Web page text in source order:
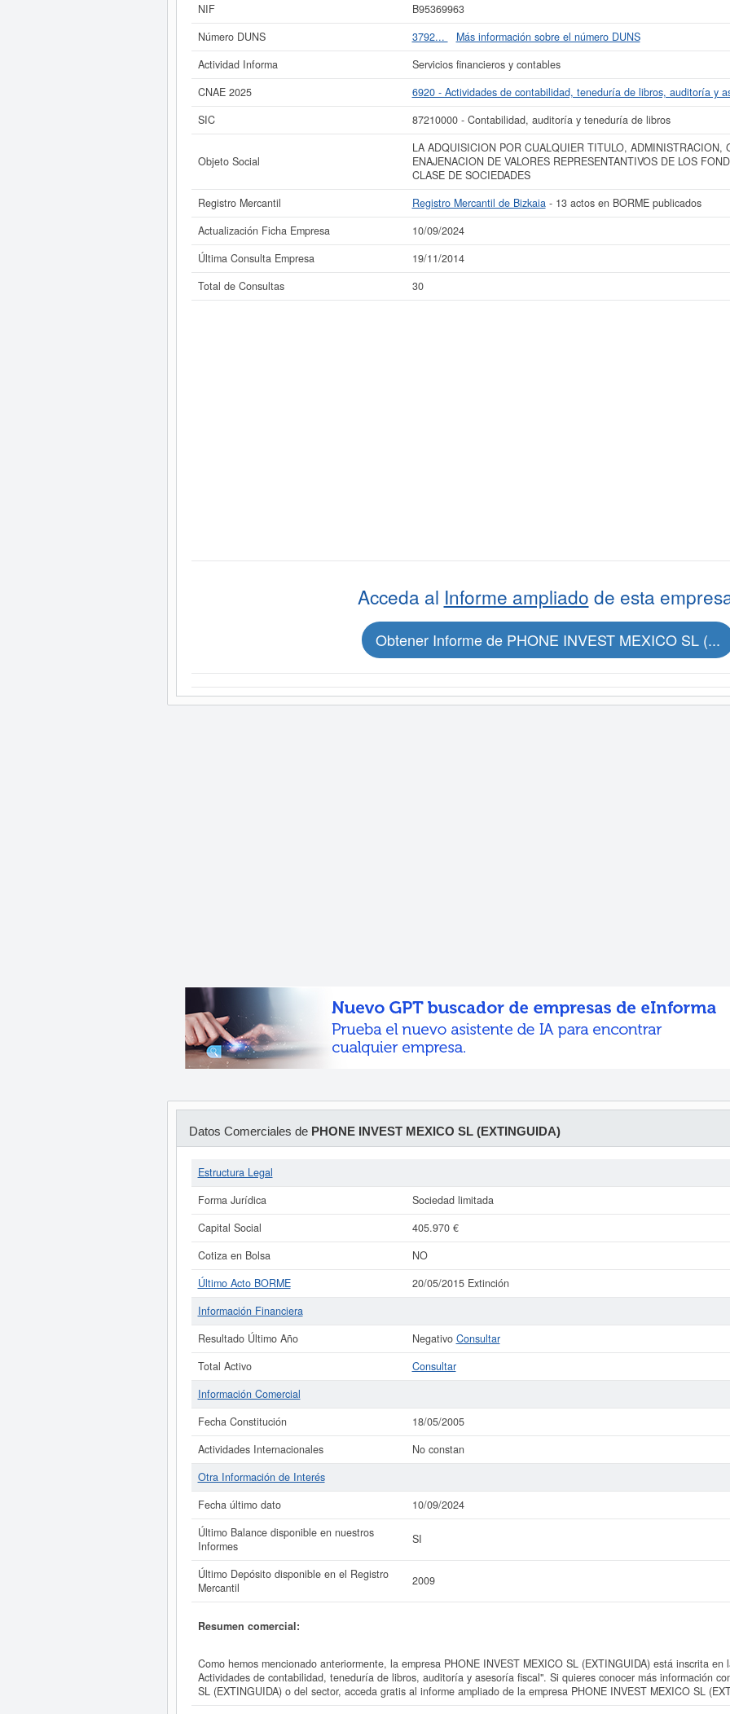
Si está interesado en conocer más datos de la empresa PHONE INVEST MEXICO SL (EXTINGUIDA) puede
ampliadode PHONE INVEST MEXICO SL (EXTINGUIDA) y consultar los resultados de sus años de actividad,
resultados disponibles.
La última actualización del informe de empresa se ha realizado el 10/09/2024.
NIF
B95369963
Número DUNS
3792...
Más información sobre el número DUNS
Actividad Informa
Servicios financieros y contables
CNAE 2025
6920 - Actividades de contabilidad, teneduría de libros, auditoría y
SIC
87210000 - Contabilidad, auditoría y teneduría de libros
Objeto Social
LA ADQUISICION POR CUALQUIER TITULO, ADMINISTRACION,
ENAJENACION DE VALORES REPRESENTANTIVOS DE LOS
CLASE DE SOCIEDADES
Registro Mercantil
Registro Mercantil de Bizkaia- 13 actos en BORME publicados
Actualización Ficha Empresa
10/09/2024
Última Consulta Empresa
19/11/2014
Total de Consultas
30
Acceda al Informe ampliado de esta
Obtener Informe de PHONE INVEST MEXICO SL (...
Datos Comerciales de PHONE INVEST MEXICO SL (EXTINGUIDA)
Estructura Legal
Forma Jurídica
Sociedad limitada
Capital Social
405.970 €
Cotiza en Bolsa
NO
Último Acto BORME
20/05/2015 Extinción
Información Financiera
Resultado Último Año
Negativo Consultar
Total Activo
Consultar
Información Comercial
Fecha Constitución
18/05/2005
Actividades Internacionales
No constan
Otra Información de Interés
Fecha último dato
10/09/2024
Último Balance disponible en nuestros
Informes
SI
Último Depósito disponible en el Registro
Mercantil
2009
Resumen comercial:
Como hemos mencionado anteriormente, la empresa PHONE INVEST MEXICO SL (EXTINGUIDA) está inscrita en
Actividades de contabilidad, teneduría de libros, auditoría y asesoría fiscal". Si quieres conocer más información
SL (EXTINGUIDA) o del sector, acceda gratis al informe ampliado de la empresa PHONE INVEST MEXICO SL